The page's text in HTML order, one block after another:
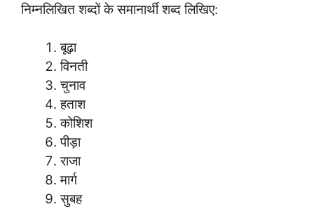
निम्नलिखित शब्दों के समानार्थी शब्द लिखिए:
बूढ़ा
विनती
चुनाव
हताश
कोशिश
पीड़ा
राजा
मार्ग
सुबह